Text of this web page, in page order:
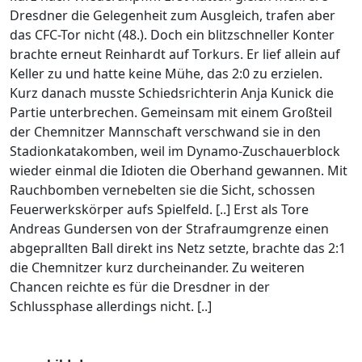
Dresdner die Gelegenheit zum Ausgleich, trafen aber
das CFC-Tor nicht (48.). Doch ein blitzschneller Konter
brachte erneut Reinhardt auf Torkurs. Er lief allein auf
Keller zu und hatte keine Mühe, das 2:0 zu erzielen.
Kurz danach musste Schiedsrichterin Anja Kunick die
Partie unterbrechen. Gemeinsam mit einem Großteil
der Chemnitzer Mannschaft verschwand sie in den
Stadionkatakomben, weil im Dynamo-Zuschauerblock
wieder einmal die Idioten die Oberhand gewannen. Mit
Rauchbomben vernebelten sie die Sicht, schossen
Feuerwerkskörper aufs Spielfeld. [..] Erst als Tore
Andreas Gundersen von der Strafraumgrenze einen
abgeprallten Ball direkt ins Netz setzte, brachte das 2:1
die Chemnitzer kurz durcheinander. Zu weiteren
Chancen reichte es für die Dresdner in der
Schlussphase allerdings nicht. [..]